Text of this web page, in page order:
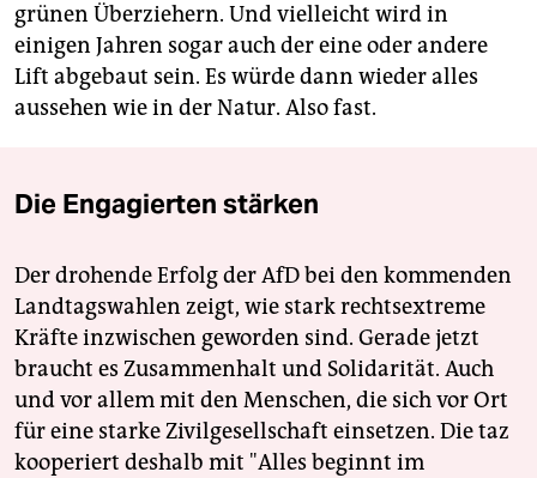
grünen Überziehern. Und vielleicht wird in
einigen Jahren sogar auch der eine oder andere
Lift abgebaut sein. Es würde dann wieder alles
aussehen wie in der Natur. Also fast.
Die Engagierten stärken
Der drohende Erfolg der AfD bei den kommenden
Landtagswahlen zeigt, wie stark rechtsextreme
Kräfte inzwischen geworden sind. Gerade jetzt
braucht es Zusammenhalt und Solidarität. Auch
und vor allem mit den Menschen, die sich vor Ort
für eine starke Zivilgesellschaft einsetzen. Die taz
kooperiert deshalb mit "Alles beginnt im